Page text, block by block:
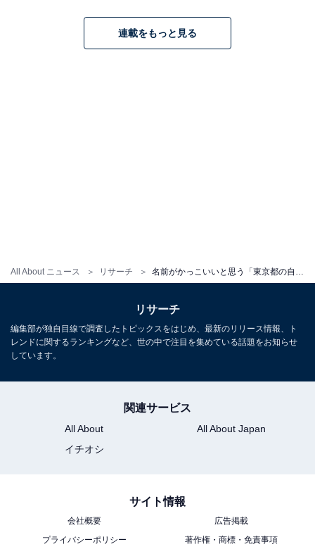
All About ニュース リサーチ
1 2
連載をもっと見る
リサーチ
編集部が独自目線で調査したトピックスをはじめ、最新のリリース情報、ト
レンドに関するランキングなど、世の中で注目を集めている話題をお知らせ
しています。
関連サービス
All About
All About Japan
イチオシ
サイト情報
会社概要
広告掲載
プライバシーポリシー
著作権・商標・免責事項